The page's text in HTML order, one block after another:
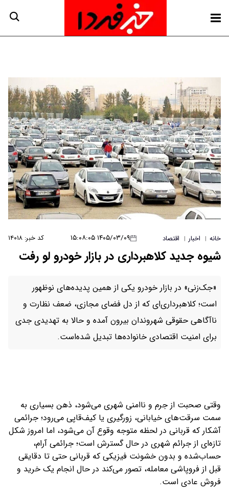
خانه | اخبار | اقتصاد ۱۴۰۵/۰۳/۰۹ ۱۵:۰۸:۰۵ کد خبر: ۱۴۰۱۸
شیوه جدید کلاهبرداری در بازار خودرو لو رفت
«جک‌زنی» در بازار خودرو یکی از همین پدیده‌های نوظهور
است؛ کلاهبرداری‌ای که از دل فضای مجازی، ضعف نظارت و
ناآگاهی حقوقی شهروندان بیرون آمده و حالا به تهدیدی جدی
برای امنیت اقتصادی خانواده‌ها تبدیل شده‌است.
وقتی صحبت از جرم و ناامنی شهری می‌شود، ذهن بسیاری به
سمت سرقت‌های خیابانی، زورگیری یا کیف‌قاپی می‌رود؛ جرائمی
آشکار که قربانی در لحظه متوجه وقوع آن می‌شود، اما امروز شکل
تازه‌ای از جرائم شهری در حال گسترش است؛ جرائمی آرام،
حساب‌شده و بدون خشونت فیزیکی که قربانی حتی تا دقایقی
قبل از فروپاشی معامله، تصور می‌کند در حال انجام یک خرید و
فروش عادی است.